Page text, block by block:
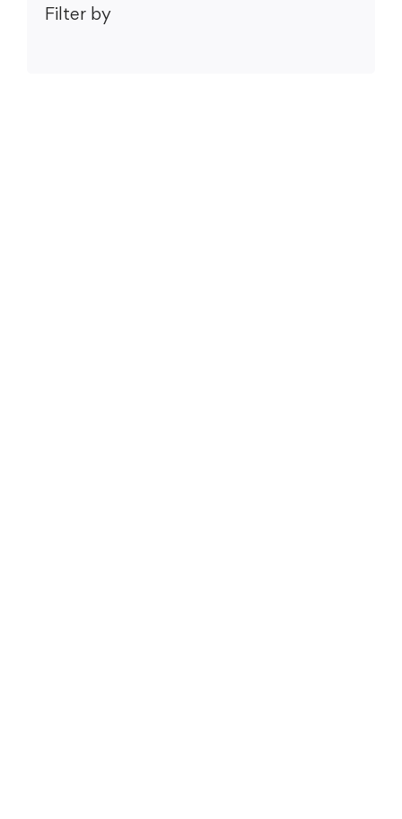
Filter by